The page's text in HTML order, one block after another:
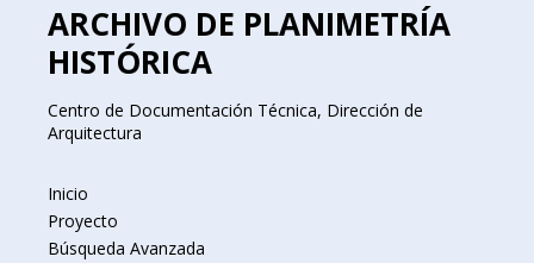
ARCHIVO DE PLANIMETRÍA
HISTÓRICA
Centro de Documentación Técnica, Dirección de
Arquitectura
Inicio
Proyecto
Búsqueda Avanzada